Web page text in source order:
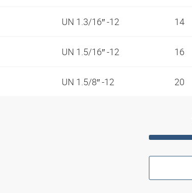
UN 1.3/16″ -12 14
UN 1.5/16″ -12 16
UN 1.5/8″ -12 20